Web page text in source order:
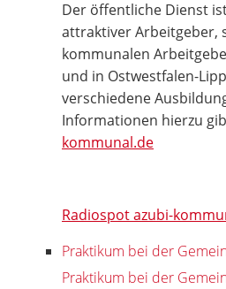
Der öffentliche Dienst
attraktiver Arbeitgeber,
kommunalen
und in Ostwestfalen-
verschiedene
Informationen hierzu
kommunal.de
Radiospot azubi-
Praktikum bei der
Praktikum bei der